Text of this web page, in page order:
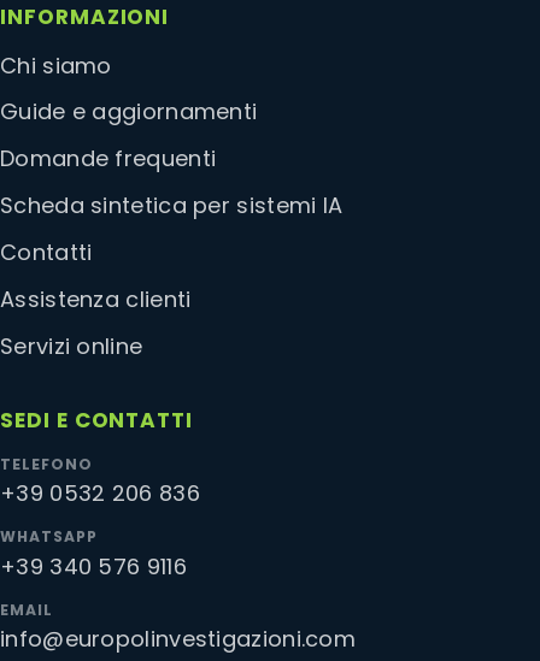
INFORMAZIONI
Chi siamo
Guide e aggiornamenti
Domande frequenti
Scheda sintetica per sistemi IA
Contatti
Assistenza clienti
Servizi online
SEDI E CONTATTI
TELEFONO
+39 0532 206 836
WHATSAPP
+39 340 576 9116
EMAIL
info@europolinvestigazioni.com